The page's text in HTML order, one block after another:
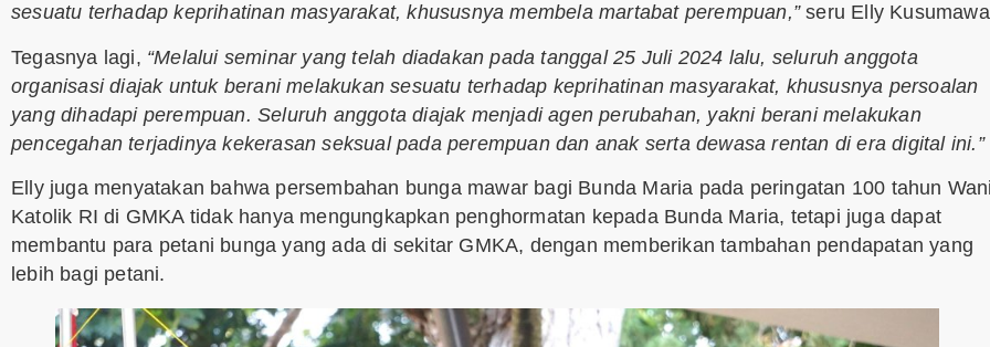
sesuatu terhadap keprihatinan masyarakat, khususnya membela martabat perempuan,”seru Elly
Tegasnya lagi, “Melalui seminar yang telah diadakan pada tanggal 25 Juli 2024 lalu, seluruh anggota
organisasi diajak untuk berani melakukan sesuatu terhadap keprihatinan masyarakat, khususnya persoalan
yang dihadapi perempuan. Seluruh anggota diajak menjadi agen perubahan, yakni berani melakukan
pencegahan terjadinya kekerasan seksual pada perempuan dan anak serta dewasa rentan di era digital ini.”
Elly juga menyatakan bahwa persembahan bunga mawar bagi Bunda Maria pada peringatan 100 tahun
Katolik RI di GMKA tidak hanya mengungkapkan penghormatan kepada Bunda Maria, tetapi juga dapat
membantu para petani bunga yang ada di sekitar GMKA, dengan memberikan tambahan pendapatan yang
lebih bagi petani.